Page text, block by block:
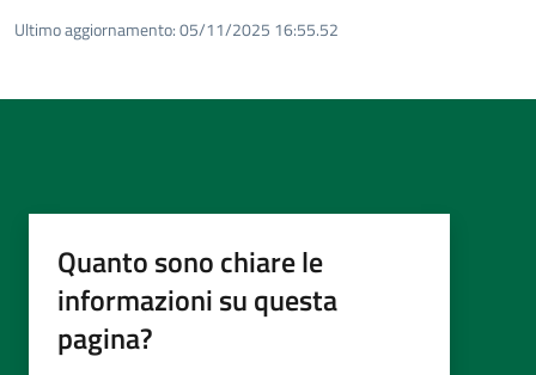
Ultimo aggiornamento:05/11/2025 16:55.52
Quanto sono chiare le
informazioni su questa
pagina?